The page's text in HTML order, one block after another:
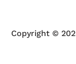
Copyright ©